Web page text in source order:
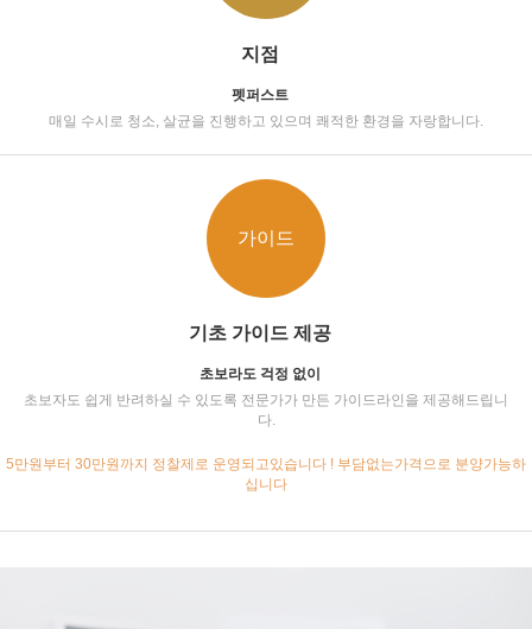
지점
펫퍼스트
매일 수시로 청소, 살균을 진행하고 있으며 쾌적한 환경을 자랑합니다.
가이드
기초 가이드 제공
초보라도 걱정 없이
초보자도 쉽게 반려하실 수 있도록 전문가가 만든 가이드라인을 제공해드립니
다.
5만원부터 30만원까지 정찰제로 운영되고있습니다 ! 부담없는가격으로 분양가능하
십니다